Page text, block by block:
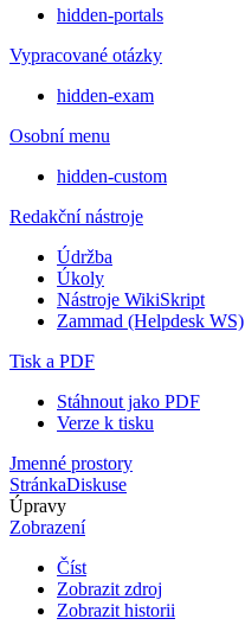
hidden-portals
Vypracované otázky
hidden-exam
Osobní menu
hidden-custom
Redakční nástroje
Údržba
Úkoly
Nástroje WikiSkript
Zammad (Helpdesk WS)
Tisk a PDF
Stáhnout jako PDF
Verze k tisku
Jmenné prostory
StránkaDiskuse
Úpravy
Zobrazení
Číst
Zobrazit zdroj
Zobrazit historii